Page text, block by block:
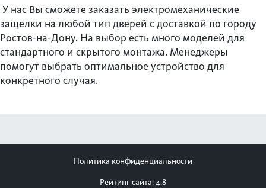
У нас Вы сможете заказать электромеханические
защелки на любой тип дверей с доставкой по городу
Ростов-на-Дону. На выбор есть много моделей для
стандартного и скрытого монтажа. Менеджеры
помогут выбрать оптимальное устройство для
конкретного случая.
Политика конфиденциальности
Рейтинг сайта: 4.8